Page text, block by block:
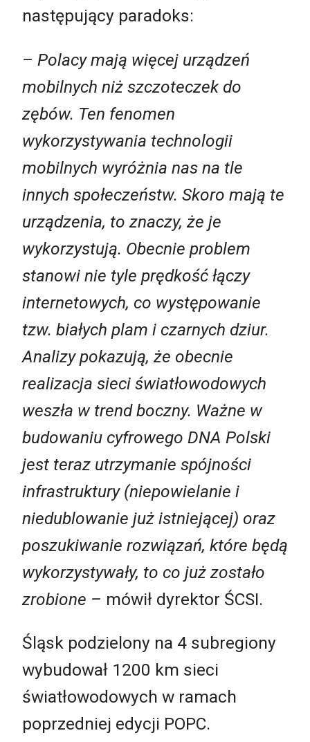
następujący paradoks:
– Polacy mają więcej urządzeń
mobilnych niż szczoteczek do
zębów. Ten fenomen
wykorzystywania technologii
mobilnych wyróżnia nas na tle
innych społeczeństw. Skoro mają te
urządzenia, to znaczy, że je
wykorzystują. Obecnie problem
stanowi nie tyle prędkość łączy
internetowych, co występowanie
tzw. białych plam i czarnych dziur.
Analizy pokazują, że obecnie
realizacja sieci światłowodowych
weszła w trend boczny. Ważne w
budowaniu cyfrowego DNA Polski
jest teraz utrzymanie spójności
infrastruktury (niepowielanie i
niedublowanie już istniejącej) oraz
poszukiwanie rozwiązań, które będą
wykorzystywały, to co już zostało
zrobione – mówił dyrektor ŚCSI.
Śląsk podzielony na 4 subregiony
wybudował 1200 km sieci
światłowodowych w ramach
poprzedniej edycji POPC.